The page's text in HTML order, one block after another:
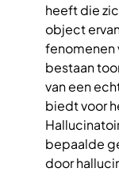
heeft die
object
fenomenen
bestaan
van een
biedt voor
bepaalde
door